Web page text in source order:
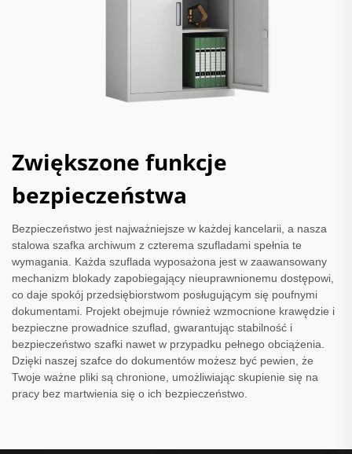
Zwiększone funkcje
bezpieczeństwa
Bezpieczeństwo jest najważniejsze w każdej kancelarii, a nasza
stalowa szafka archiwum z czterema szufladami spełnia te
wymagania. Każda szuflada wyposażona jest w zaawansowany
mechanizm blokady zapobiegający nieuprawnionemu dostępowi,
co daje spokój przedsiębiorstwom posługującym się poufnymi
dokumentami. Projekt obejmuje również wzmocnione krawędzie i
bezpieczne prowadnice szuflad, gwarantując stabilność i
bezpieczeństwo szafki nawet w przypadku pełnego obciążenia.
Dzięki naszej szafce do dokumentów możesz być pewien, że
Twoje ważne pliki są chronione, umożliwiając skupienie się na
pracy bez martwienia się o ich bezpieczeństwo.